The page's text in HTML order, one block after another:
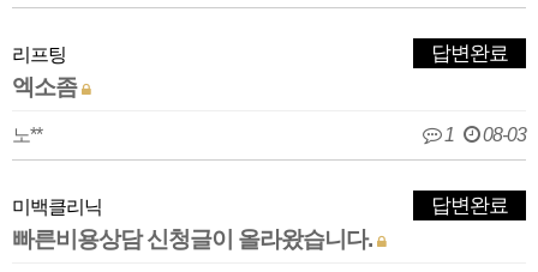
리프팅
엑소좀
답변완료
노** 1 08-03
미백클리닉
빠른비용상담 신청글이 올라왔습니다.
답변완료